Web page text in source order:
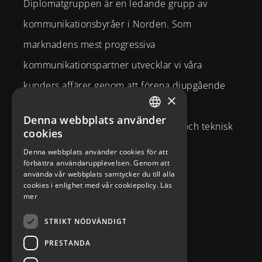
Diplomatgruppen är en ledande grupp av
kommunikationsbyråer i Norden. Som
marknadens mest progressiva
kommunikationspartner utvecklar vi våra
kunders affärer genom att förena djupgående
strategisk affärsförståelse och
varumärkesexpertis med kreativitet och teknisk
kompetens.
Brahegatan 10
114 37 Stockholm
+46 8 58 80 95 00
SWEDISH
×
Denna webbplats använder
cookies
Denna webbplats använder cookies för att
förbättra användarupplevelsen. Genom att
använda vår webbplats samtycker du till alla
cookies i enlighet med vår cookiepolicy. Läs
mer
STRIKT NÖDVÄNDIGT
PRESTANDA